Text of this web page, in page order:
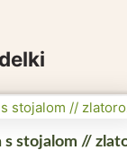
s stojalom //